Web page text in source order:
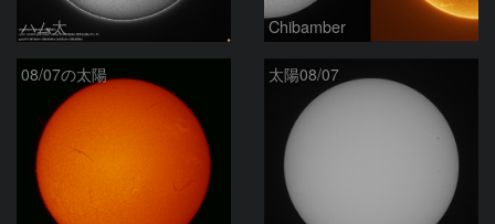
ハム太 Chibamber
08/07の太陽 太陽08/07